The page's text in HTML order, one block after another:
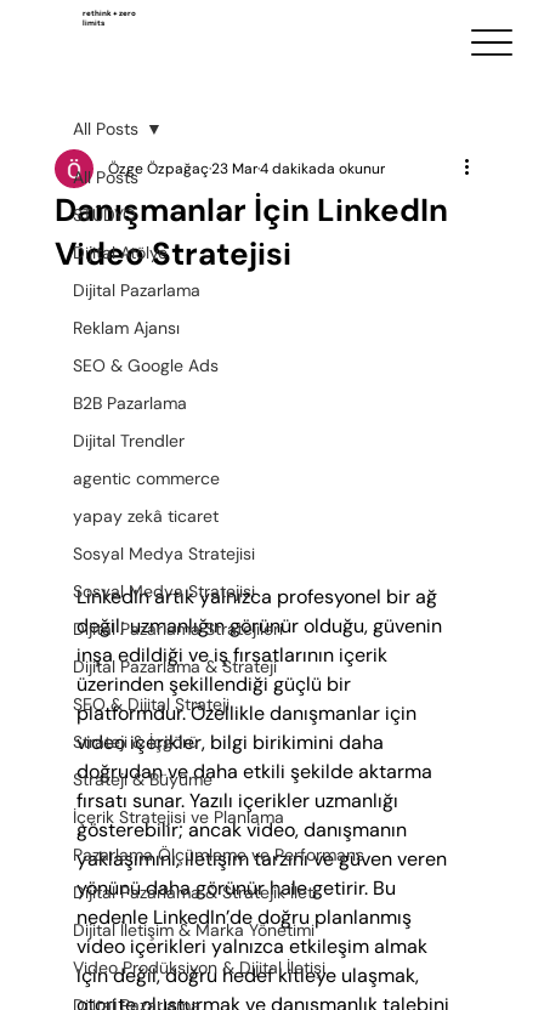
rethink + zero
limits
All Posts
STÜDYO
Dijital Atölye
Dijital Pazarlama
Reklam Ajansı
SEO & Google Ads
B2B Pazarlama
Dijital Trendler
agentic commerce
yapay zekâ ticaret
Sosyal Medya Stratejisi
Sosyal Medya Stratejisi
Dijital Pazarlama Stratejileri
Dijital Pazarlama & Strateji
SEO & Dijital Strateji
Strateji & İçgörü
Strateji & Büyüme
İçerik Stratejisi ve Planlama
Pazarlama Ölçümleme ve Performans
Dijital Pazarlama & Stratejik İleti
Dijital İletişim & Marka Yönetimi
Video Prodüksiyon & Dijital İletişi
Dijital Pazarlama
All Posts
Danışmanlar İçin LinkedIn
Video Stratejisi
Özge Özpağaç23 Mar4 dakikada okunur
LinkedIn artık yalnızca profesyonel bir ağ
değil; uzmanlığın görünür olduğu, güvenin
inşa edildiği ve iş fırsatlarının içerik
üzerinden şekillendiği güçlü bir
platformdur. Özellikle danışmanlar için
video içerikler, bilgi birikimini daha
doğrudan ve daha etkili şekilde aktarma
fırsatı sunar. Yazılı içerikler uzmanlığı
gösterebilir; ancak video, danışmanın
yaklaşımını, iletişim tarzını ve güven veren
yönünü daha görünür hale getirir. Bu
nedenle LinkedIn’de doğru planlanmış
video içerikleri yalnızca etkileşim almak
için değil, doğru hedef kitleye ulaşmak,
otorite oluşturmak ve danışmanlık talebini